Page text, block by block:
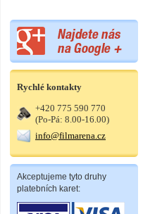
Rychlé kontakty
+420 775 590 770
(Po-Pá: 8.00-16.00)
info@filmarena.cz
Akceptujeme tyto druhy
platebních karet: